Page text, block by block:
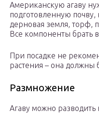
Американскую агаву
подготовленную
дерновая земля, торф,
Все компоненты брать
При посадке не
растения – она
Размножение
Агаву можно разводить